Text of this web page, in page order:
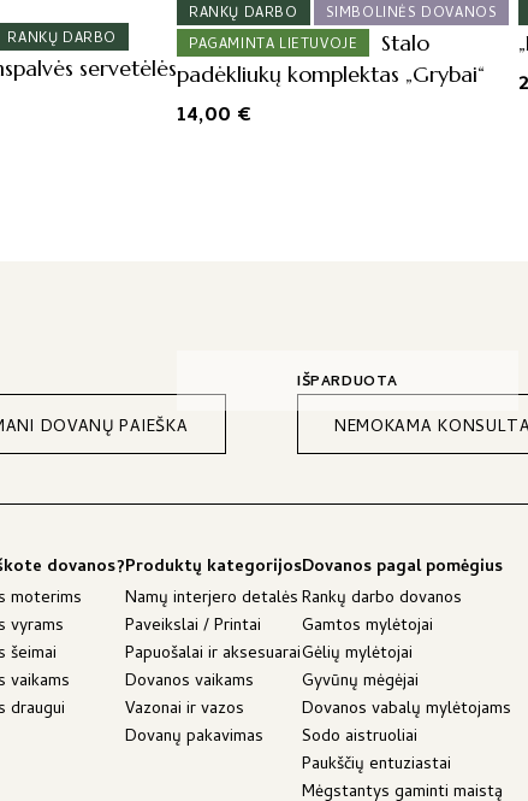
RANKŲ DARBO
servetėlės
RANKŲ DARBO
SIMBOLINĖS DOVANOS
PAGAMINTA LIETUVOJE
Stalo
padėkliukų komplektas „Grybai“
14,00 €
IŠPARDUOTA
DOVANŲ PAIEŠKA NEMOKAMA
dovanos?
moterims
vyrams
šeimai
vaikams
draugui
Produktų kategorijos
Namų interjero detalės
Paveikslai / Printai
Papuošalai ir aksesuarai
Dovanos vaikams
Vazonai ir vazos
Dovanų pakavimas
Dovanos pagal pomėgius
Rankų darbo dovanos
Gamtos mylėtojai
Gėlių mylėtojai
Gyvūnų mėgėjai
Dovanos vabalų mylėtojams
Sodo aistruoliai
Paukščių entuziastai
Mėgstantys gaminti maistą